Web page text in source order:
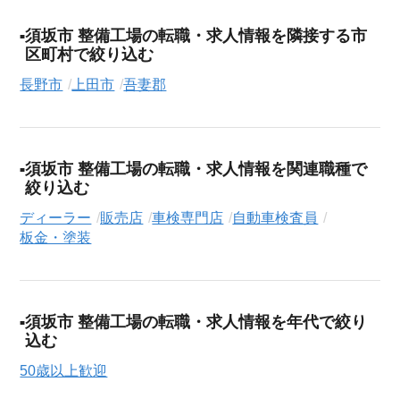
須坂市 整備工場の転職・求人情報を隣接する市
区町村で絞り込む
長野市 上田市 吾妻郡
須坂市 整備工場の転職・求人情報を関連職種で
絞り込む
ディーラー 販売店 車検専門店
自動車検査員
板金・塗装
須坂市 整備工場の転職・求人情報を年代で絞り
込む
50歳以上歓迎